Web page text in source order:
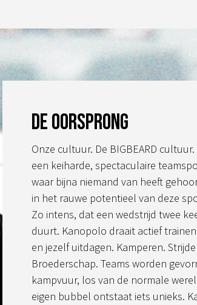
productpagina
De oorsprong
Onze cultuur. De BIGBEARD
een keiharde, spectaculaire
waar bijna niemand van heeft
in het rauwe potentieel van deze
Zo intens, dat een wedstrijd twee
duurt. Kanopolo draait actief
en jezelf uitdagen. Kamperen.
Broederschap. Teams worden
kampvuur, los van de normale
eigen bubbel ontstaat iets unieks.